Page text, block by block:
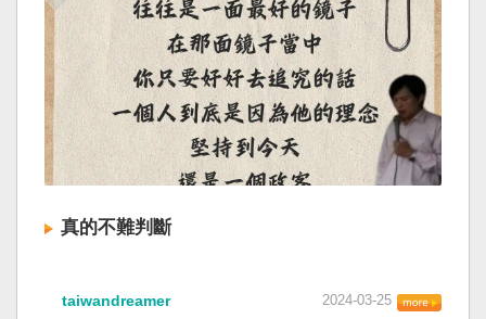
真的不難判斷
taiwandreamer 2024-03-25